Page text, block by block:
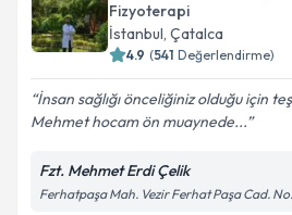
Fizyoterapi
İstanbul, Çatalca
4.9 (541 Değerlendirme)
İnsan sağlığı önceliğiniz olduğu için
Mehmet hocam ön muaynede...
Fzt. Mehmet Erdi Çelik
Ferhatpaşa Mah. Vezir Ferhat Paşa Cad.